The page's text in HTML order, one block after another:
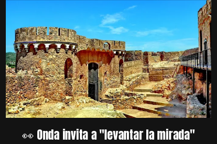
👀 Onda invita a "levantar la mirada"